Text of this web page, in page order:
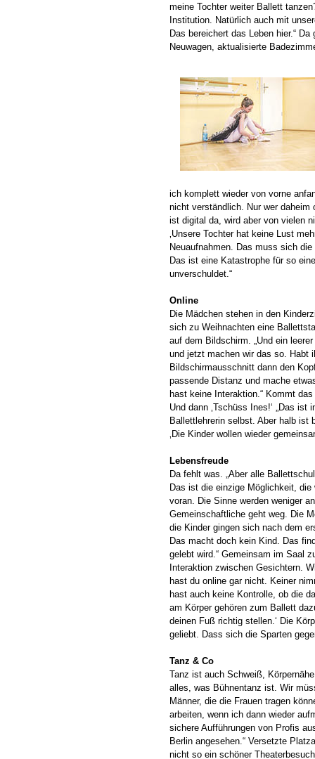
meine Tochter weiter Ballett
Institution. Natürlich auch mit
Das bereichert das Leben hier.“
Neuwagen, aktualisierte
ich komplett wieder von vorne
nicht verständlich. Nur wer daheim
ist digital da, wird aber von vielen
‚Unsere Tochter hat keine Lust
Neuaufnahmen. Das muss sich
Das ist eine Katastrophe für so
unverschuldet.“
Online
Die Mädchen stehen in den
sich zu Weihnachten eine
auf dem Bildschirm. „Und ein
und jetzt machen wir das so. Habt
Bildschirmausschnitt dann den
passende Distanz und mache
hast keine Interaktion.“ Kommt
Und dann ‚Tschüss Ines!‘ „Das
Ballettlehrerin selbst. Aber halb ist
‚Die Kinder wollen wieder
Lebensfreude
Da fehlt was. „Aber alle
Das ist die einzige Möglichkeit, die
voran. Die Sinne werden weniger
Gemeinschaftliche geht weg. Die
die Kinder gingen sich nach dem
Das macht doch kein Kind. Das
gelebt wird.“ Gemeinsam im Saal
Interaktion zwischen Gesichtern.
hast du online gar nicht. Keiner
hast auch keine Kontrolle, ob die
am Körper gehören zum Ballett
deinen Fuß richtig stellen.‘ Die
geliebt. Dass sich die Sparten
Tanz & Co
Tanz ist auch Schweiß,
alles, was Bühnentanz ist. Wir
Männer, die die Frauen tragen
arbeiten, wenn ich dann wieder
sichere Aufführungen von Profis
Berlin angesehen.“ Versetzte
nicht so ein schöner